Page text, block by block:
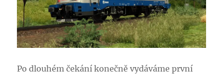
Po dlouhém čekání konečně vydáváme první